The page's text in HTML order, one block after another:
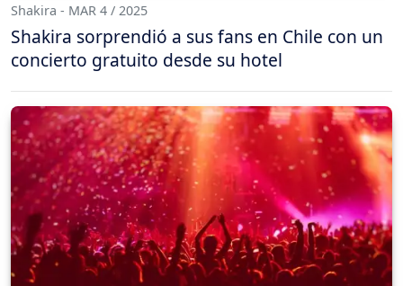
Shakira - MAR 4 / 2025
Shakira sorprendió a sus fans en Chile con un
concierto gratuito desde su hotel